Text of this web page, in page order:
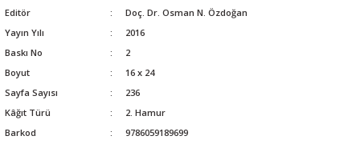
Editör
Doç. Dr. Osman N. Özdoğan
Yayın Yılı
2016
Baskı No
2
Boyut
16 x 24
Sayfa Sayısı
236
Kâğıt Türü
2. Hamur
Barkod
9786059189699